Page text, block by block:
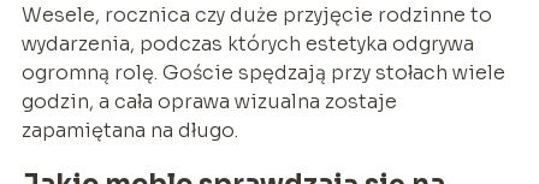
Wesele, rocznica czy duże przyjęcie rodzinne to
wydarzenia, podczas których estetyka odgrywa
ogromną rolę. Goście spędzają przy stołach wiele
godzin, a cała oprawa wizualna zostaje
zapamiętana na długo.